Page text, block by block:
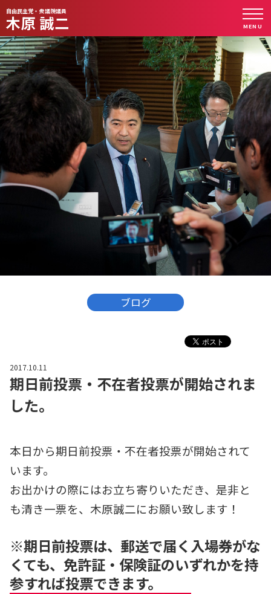
自由民主党・衆議院議員
木原 誠二 MENU
ブログ
2017.10.11
期日前投票・不在者投票が開始されま
した。
本日から期日前投票・不在者投票が開始されて
います。
お出かけの際にはお立ち寄りいただき、是非と
も清き一票を、木原誠二にお願い致します！
※期日前投票は、郵送で届く入場券がな
くても、免許証・保険証のいずれかを持
参すれば投票できます。